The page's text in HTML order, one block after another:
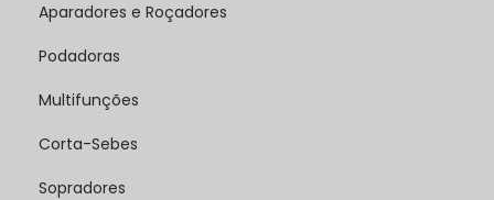
Aparadores e Roçadores
Podadoras
Multifunções
Corta-Sebes
Sopradores